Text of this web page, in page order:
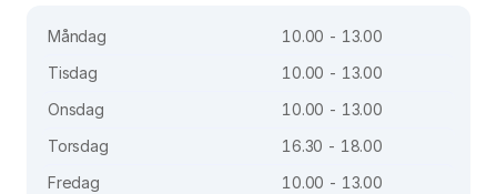
Måndag
10.00 - 13.00
Tisdag
10.00 - 13.00
Onsdag
10.00 - 13.00
Torsdag
16.30 - 18.00
Fredag
10.00 - 13.00